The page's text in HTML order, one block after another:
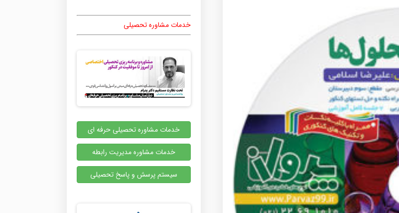
خدمات مشاوره تحصیلی
خدمات مشاوره تحصیلی حرفه ای
خدمات مشاوره مدیریت رابطه
سیستم پرسش و پاسخ تحصیلی